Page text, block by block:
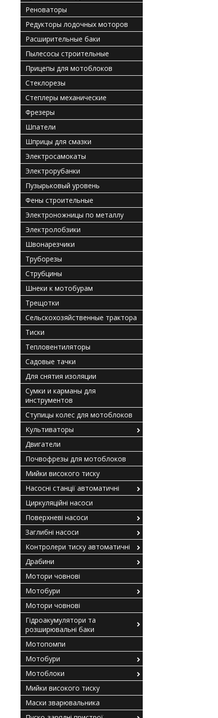
Реноваторы
Редукторы лодочных моторов
Расширительные баки
Пылесосы строительные
Прицепы для мотоблоков
Стеклорезы
Степлеры механические
Фрезеры
Шпатели
Шприцы для смазки
Электросамокаты
Электрорубанки
Пузырьковый уровень
Фены строительные
Электроножницы по металлу
Электролобзики
Швонарезчики
Труборезы
Струбцины
Шнеки к мотобурам
Трещотки
Сельскохозяйственные трактора
Тиски
Тепловентиляторы
Садовые тачки
Для снятия изоляции
Сумки и карманы для
инструментов
Ступицы колес для мотоблоков
Культиваторы
Двигатели
Почвофрезы для мотоблоков
Мийки високого тиску
Насосні станції автоматичні
Циркуляційні насоси
Поверхневі насоси
Заглибні насоси
Контролери тиску автоматичні
Драбини
Мотори човнові
Мотобури
Мотори човнові
Гідроакумулятори та
розширювальні баки
Мотопомпи
Мотобури
Мотоблоки
Мийки високого тиску
Маски зварювальника